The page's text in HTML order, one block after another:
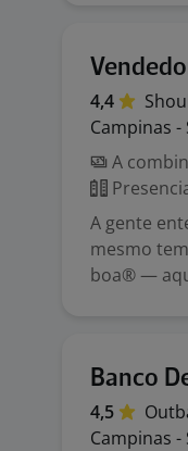
4,4
Campinas -
A
A gente
mesmo
boa® —
Banco
4,5
Campinas -